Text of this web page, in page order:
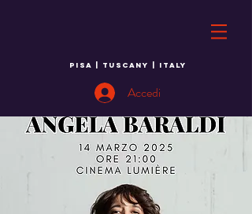
PISA | TUSCANY | ITALY
Accedi